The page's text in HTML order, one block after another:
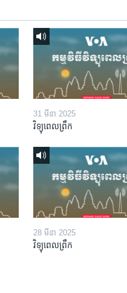
31 មីនា 2025
វិទ្យុពេលព្រឹក
28 មីនា 2025
វិទ្យុពេលព្រឹក